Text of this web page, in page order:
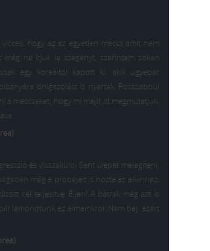
hogy ez az egyetlen meccs amit nem
ne írjuk le szegényt, szerintem sokan
egy koreaitól kapott ki, akik ugyebár
önigazolást is nyertek. Rosszabbul
a meccseket, hogy mi majd itt megmutatjuk.
és visszaküldi Sent ülepet melegíteni,
még a probejait is hozta az all-inhez,
cél teljesítve. Éljen! A bátrak még azt is
lemondtunk az álmainkról. Nem baj, azért